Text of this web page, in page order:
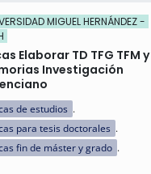
MIGUEL HERNÁNDEZ -
Elaborar TD TFG TFM y
Investigación
de estudios
para tesis doctorales
fin de máster y grado